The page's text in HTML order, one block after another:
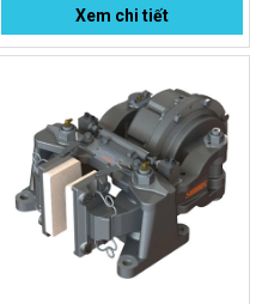
Xem chi tiết